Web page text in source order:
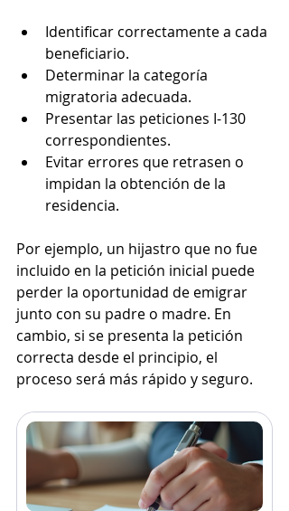
Identificar correctamente a cada
beneficiario.
Determinar la categoría
migratoria adecuada.
Presentar las peticiones I-130
correspondientes.
Evitar errores que retrasen o
impidan la obtención de la
residencia.
Por ejemplo, un hijastro que no fue
incluido en la petición inicial puede
perder la oportunidad de emigrar
junto con su padre o madre. En
cambio, si se presenta la petición
correcta desde el principio, el
proceso será más rápido y seguro.